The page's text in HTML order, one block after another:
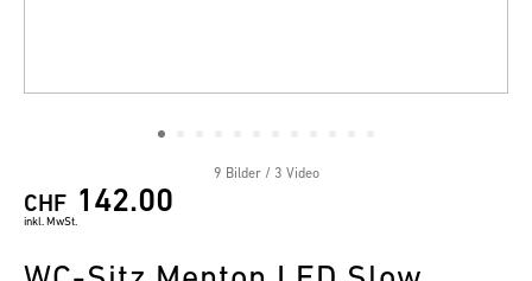
9 Bilder / 3 Video
CHF 142.00
inkl. MwSt.